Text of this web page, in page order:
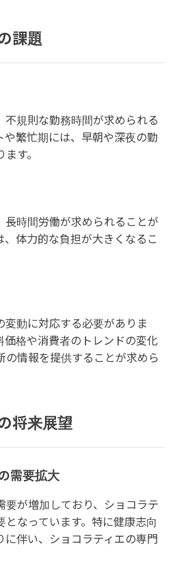
課題
不規則な勤務時間が求められる
や繁忙期には、早朝や深夜の勤
す。
長時間労働が求められることが
、体力的な負担が大きくなるこ
変動に対応する必要がありま
価格や消費者のトレンドの変化
の情報を提供することが求めら
将来展望
需要拡大
要が増加しており、ショコラテ
となっています。特に健康志向
に伴い、ショコラティエの専門